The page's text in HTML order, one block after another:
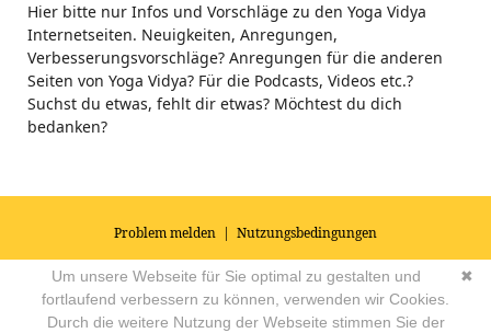
Hier bitte nur Infos und Vorschläge zu den Yoga Vidya
Internetseiten. Neuigkeiten, Anregungen,
Verbesserungsvorschläge? Anregungen für die anderen
Seiten von Yoga Vidya? Für die Podcasts, Videos etc.?
Suchst du etwas, fehlt dir etwas? Möchtest du dich
bedanken?
Problem melden | Nutzungsbedingungen
© 2026Impressum|Datenschutz|AGB's| Yoga Vidya Community -
Forum für Yoga, Meditation und Ayurveda Powered by
✖
Um unsere Webseite für Sie optimal zu gestalten und
fortlaufend verbessern zu können, verwenden wir Cookies.
Durch die weitere Nutzung der Webseite stimmen Sie der